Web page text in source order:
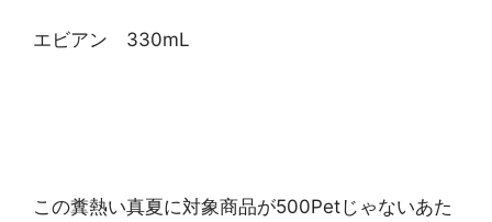
エビアン 330mL
この糞熱い真夏に対象商品が500Petじゃないあた